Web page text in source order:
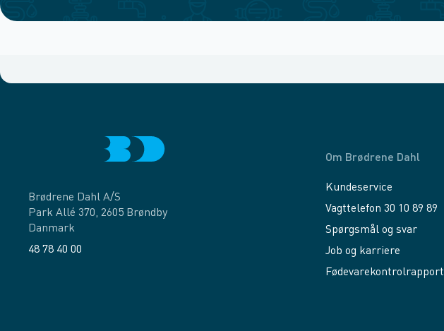
Brødrene Dahl A/S
Park Allé 370, 2605 Brøndby
Danmark
48 78 40 00
Om Brødrene Dahl
Kundeservice
Vagttelefon 30 10 89 89
Spørgsmål og svar
Job og karriere
Fødevarekontrolrapport